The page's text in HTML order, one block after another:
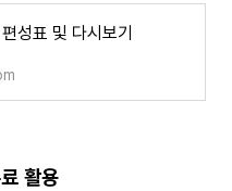
성표 및 다시보기
활용